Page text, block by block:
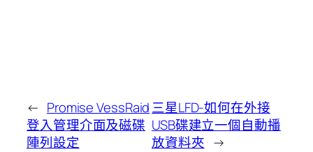
← Promise VessRaid
登入管理介面及磁碟
陣列設定
三星LFD-如何在外接
USB碟建立一個自動播
放資料夾 →